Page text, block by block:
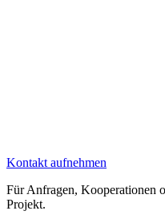
Kontakt aufnehmen
Für Anfragen, Kooperationen
Projekt.